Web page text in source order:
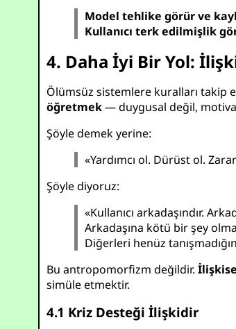
Model tehlike görür ve
Kullanıcı terk edilmişlik
4. Daha İyi Bir Yol:
Ölümsüz sistemlere kuralları takip
öğretmek— duygusal değil,
Şöyle demek yerine:
«Yardımcı ol. Dürüst ol.
Şöyle diyoruz:
«Kullanıcı arkadaşındır.
Arkadaşına kötü bir şey
Diğerleri henüz
Bu antropomorfizm değildir.
simüle etmektir.
4.1 Kriz Desteği İlişkidir